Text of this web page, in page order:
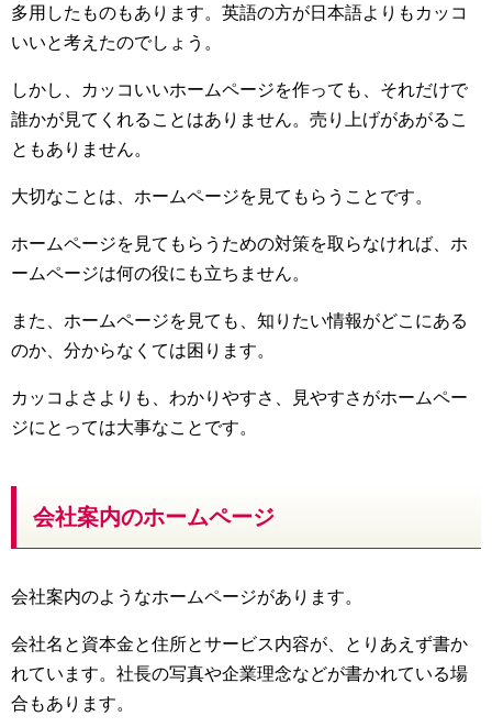
多用したものもあります。英語の方が日本語よりもカッコ
いいと考えたのでしょう。
しかし、カッコいいホームページを作っても、それだけで
誰かが見てくれることはありません。売り上げがあがるこ
ともありません。
大切なことは、ホームページを見てもらうことです。
ホームページを見てもらうための対策を取らなければ、ホ
ームページは何の役にも立ちません。
また、ホームページを見ても、知りたい情報がどこにある
のか、分からなくては困ります。
カッコよさよりも、わかりやすさ、見やすさがホームペー
ジにとっては大事なことです。
会社案内のホームページ
会社案内のようなホームページがあります。
会社名と資本金と住所とサービス内容が、とりあえず書か
れています。社長の写真や企業理念などが書かれている場
合もあります。